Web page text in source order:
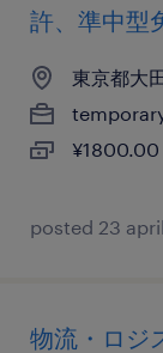
許、準中型
東京都大
posted 23
物流・ロジ